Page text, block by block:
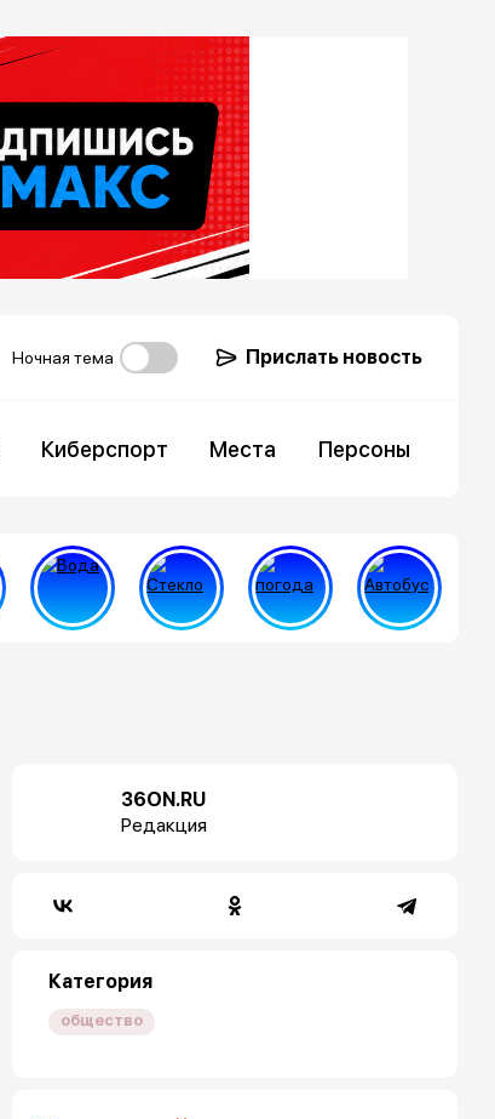
Ночная тема Прислать новость
Киберспорт Места Персоны
36ON.RU
Редакция
Категория
общество